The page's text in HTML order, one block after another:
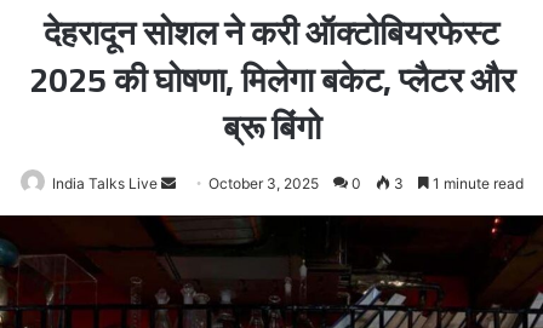
देहरादून सोशल ने करी ऑक्टोबियरफेस्ट
2025 की घोषणा, मिलेगा बकेट, प्लैटर और
ब्रू बिंगो
India Talks Live
Send
an
email
October 3, 2025 0 3 1 minute read